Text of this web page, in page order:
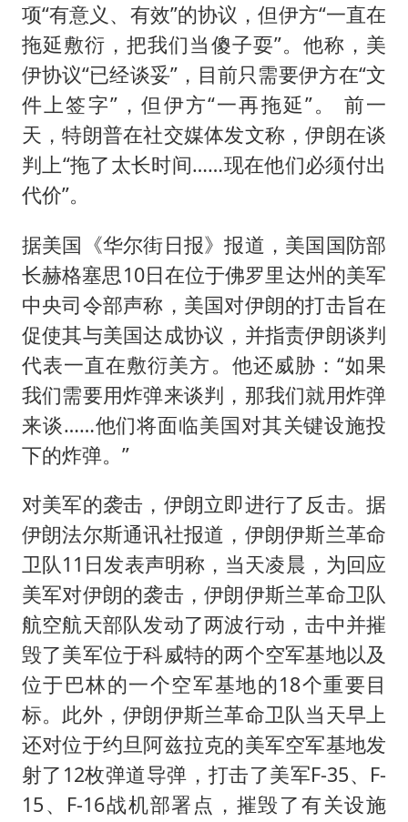
项“有意义、有效”的协议，但伊方“一直在
拖延敷衍，把我们当傻子耍”。他称，美
伊协议“已经谈妥”，目前只需要伊方在“文
件上签字”，但伊方“一再拖延”。 前一
天，特朗普在社交媒体发文称，伊朗在谈
判上“拖了太长时间……现在他们必须付出
代价”。
据美国《华尔街日报》报道，美国国防部
长赫格塞思10日在位于佛罗里达州的美军
中央司令部声称，美国对伊朗的打击旨在
促使其与美国达成协议，并指责伊朗谈判
代表一直在敷衍美方。他还威胁：“如果
我们需要用炸弹来谈判，那我们就用炸弹
来谈……他们将面临美国对其关键设施投
下的炸弹。”
对美军的袭击，伊朗立即进行了反击。据
伊朗法尔斯通讯社报道，伊朗伊斯兰革命
卫队11日发表声明称，当天凌晨，为回应
美军对伊朗的袭击，伊朗伊斯兰革命卫队
航空航天部队发动了两波行动，击中并摧
毁了美军位于科威特的两个空军基地以及
位于巴林的一个空军基地的18个重要目
标。此外，伊朗伊斯兰革命卫队当天早上
还对位于约旦阿兹拉克的美军空军基地发
射了12枚弹道导弹，打击了美军F-35、F-
15、F-16战机部署点，摧毁了有关设施